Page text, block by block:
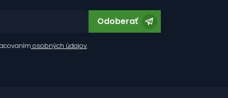
Odoberať
osobných údajov.